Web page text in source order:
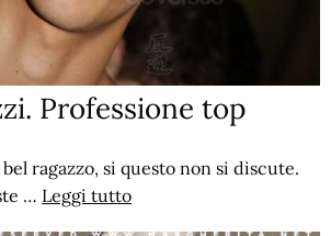
Professione top
ragazzo, si questo non si discute.
… Leggi tutto